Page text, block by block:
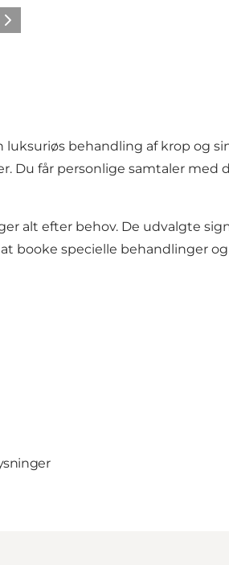
Næste
behandling af krop og
får personlige samtaler med
alt efter behov. De udvalgte
booke specielle behandlinger